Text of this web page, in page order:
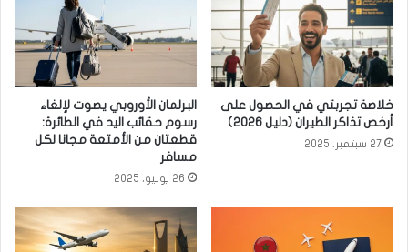
خلاصة تجربتي في الحصول على
أرخص تذاكر الطيران (دليل 2026)
27 سبتمبر، 2025
البرلمان الأوروبي يصوت لإلغاء
رسوم حقائب اليد في الطائرة:
قطعتان من الأمتعة مجانا لكل
مسافر
26 يونيو، 2025